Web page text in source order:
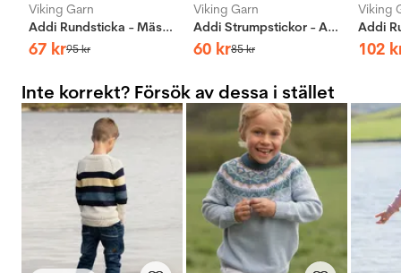
Viking Garn
Addi Rundsticka - Mässing
67 kr95kr
Viking Garn
Addi Strumpstickor - Aluminium
60 kr85kr
Viking
102
Inte korrekt? Försök av dessa i stället